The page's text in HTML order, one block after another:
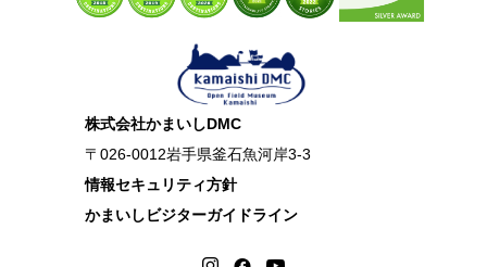
株式会社かまいしDMC
〒026-0012岩手県釜石魚河岸3-3
情報セキュリティ方針
かまいしビジターガイドライン